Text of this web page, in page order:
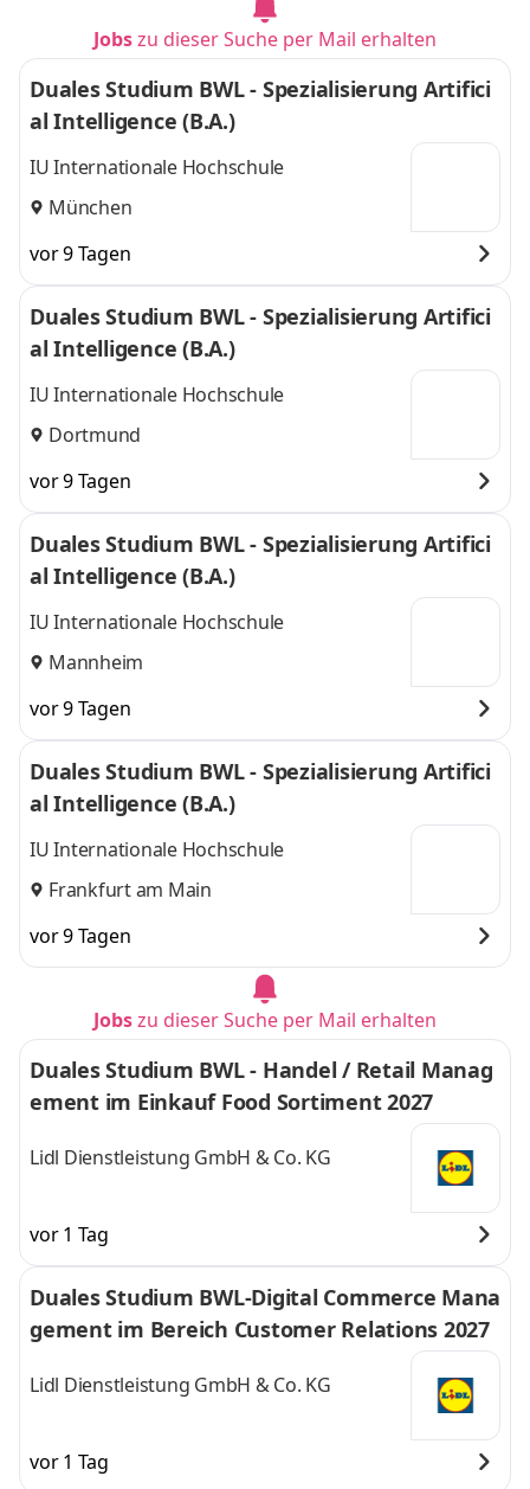
Jobszu dieser Suche per Mail erhalten
Duales Studium BWL - Spezialisierung Artifici
al Intelligence (B.A.)
IU Internationale Hochschule
München
vor 9 Tagen
Duales Studium BWL - Spezialisierung Artifici
al Intelligence (B.A.)
IU Internationale Hochschule
Dortmund
vor 9 Tagen
Duales Studium BWL - Spezialisierung Artifici
al Intelligence (B.A.)
IU Internationale Hochschule
Mannheim
vor 9 Tagen
Duales Studium BWL - Spezialisierung Artifici
al Intelligence (B.A.)
IU Internationale Hochschule
Frankfurt am Main
vor 9 Tagen
Jobszu dieser Suche per Mail erhalten
Duales Studium BWL - Handel / Retail Manag
ement im Einkauf Food Sortiment 2027
Lidl Dienstleistung GmbH & Co. KG
vor 1 Tag
Duales Studium BWL-Digital Commerce Mana
gement im Bereich Customer Relations 2027
Lidl Dienstleistung GmbH & Co. KG
vor 1 Tag